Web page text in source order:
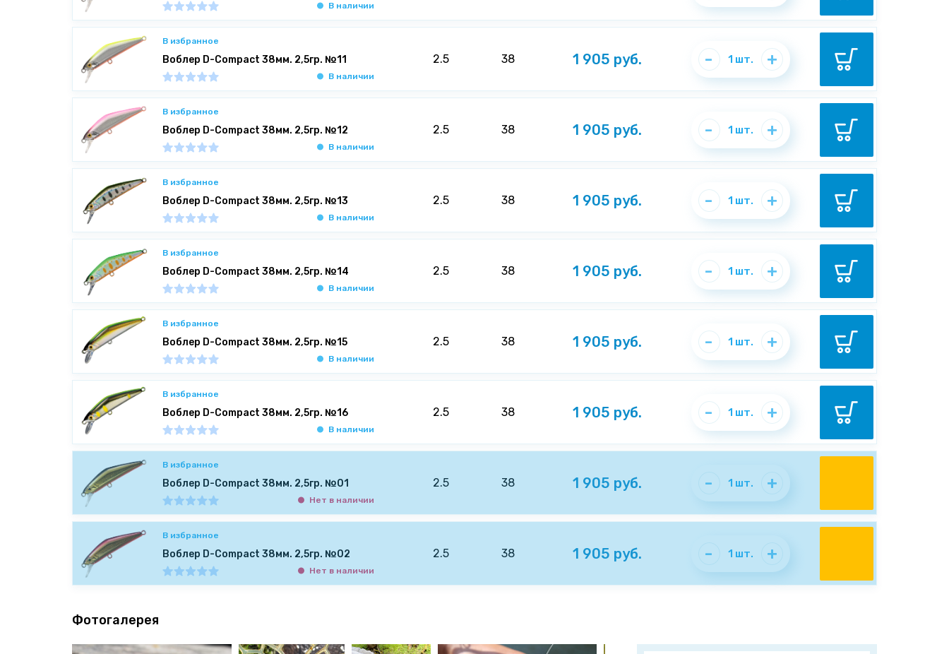
В наличии
В избранное
Воблер D-Compact 38мм. 2,5гр. №11
В наличии
2.5 38 1 905 руб. - 1 шт. +
В избранное
Воблер D-Compact 38мм. 2,5гр. №12
В наличии
2.5 38 1 905 руб. - 1 шт. +
В избранное
Воблер D-Compact 38мм. 2,5гр. №13
В наличии
2.5 38 1 905 руб. - 1 шт. +
В избранное
Воблер D-Compact 38мм. 2,5гр. №14
В наличии
2.5 38 1 905 руб. - 1 шт. +
В избранное
Воблер D-Compact 38мм. 2,5гр. №15
В наличии
2.5 38 1 905 руб. - 1 шт. +
В избранное
Воблер D-Compact 38мм. 2,5гр. №16
В наличии
2.5 38 1 905 руб. - 1 шт. +
В избранное
Воблер D-Compact 38мм. 2,5гр. №01
Нет в наличии
2.5 38 1 905 руб. - 1 шт. +
В избранное
Воблер D-Compact 38мм. 2,5гр. №02
Нет в наличии
2.5 38 1 905 руб. - 1 шт. +
Фотогалерея